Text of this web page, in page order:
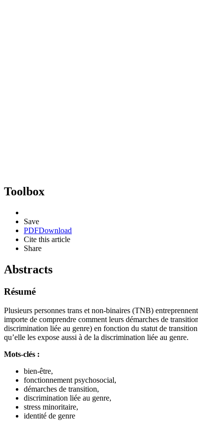
Toolbox
Save
PDFDownload
Cite this article
Share
Abstracts
Résumé
Plusieurs personnes trans et non-binaires (TNB)
importe de comprendre comment leurs démarches de
discrimination liée au genre) en fonction du statut de
qu’elle les expose aussi à de la discrimination liée au genre.
Mots-clés :
bien-être,
fonctionnement psychosocial,
démarches de transition,
discrimination liée au genre,
stress minoritaire,
identité de genre